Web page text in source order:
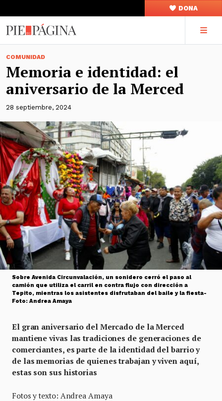
DONA
COMUNIDAD
Memoria e identidad: el
aniversario de la Merced
28 septiembre, 2024
Sobre Avenida Circunvalación, un sonidero cerró el paso al
camión que utiliza el carril en contra flujo con dirección a
Tepito, mientras los asistentes disfrutaban del baile y la fiesta-
Foto: Andrea Amaya
El gran aniversario del Mercado de la Merced
mantiene vivas las tradiciones de generaciones de
comerciantes, es parte de la identidad del barrio y
de las memorias de quienes trabajan y viven aquí,
estas son sus historias
Fotos y texto: Andrea Amaya